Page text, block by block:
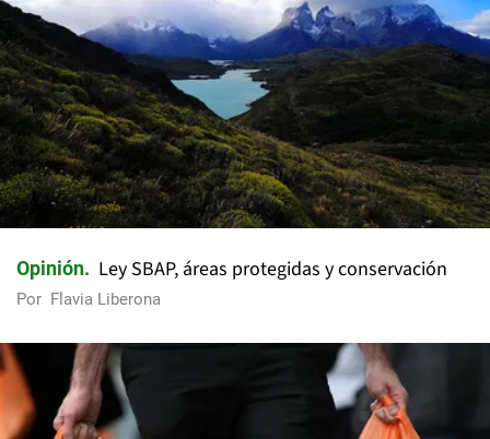
Opinión Ley SBAP, áreas protegidas y conservación
Por Flavia Liberona